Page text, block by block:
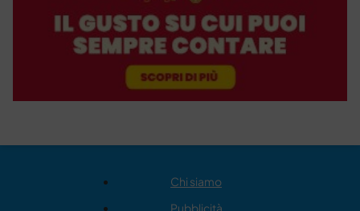
Chi siamo
Pubblicità